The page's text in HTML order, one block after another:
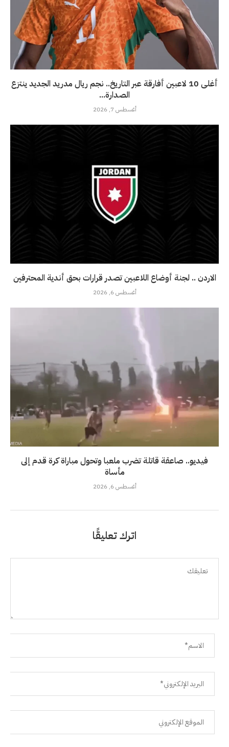
أغلى 10 لاعبين أفارقة عبر التاريخ.. نجم ريال مدريد الجديد ينتزع
الصدارة...
أغسطس 7, 2026
الاردن .. لجنة أوضاع اللاعبين تصدر قرارات بحق أندية المحترفين
أغسطس 6, 2026
فيديو.. صاعقة قاتلة تضرب ملعبا وتحول مباراة كرة قدم إلى
مأساة
أغسطس 6, 2026
اترك تعليقًا